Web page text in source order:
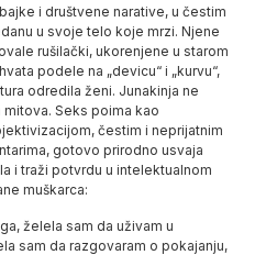
i društvene narative, u čestim
u svoje telo koje mrzi. Njene
rušilački, ukorenjene u starom
podele na „devicu“ i „kurvu“,
odredila ženi. Junakinja ne
Seks poima kao
čestim i neprijatnim
gotovo prirodno usvaja
i traži potvrdu u intelektualnom
muškarca:
želela sam da uživam u
sam da razgovaram o pokajanju,